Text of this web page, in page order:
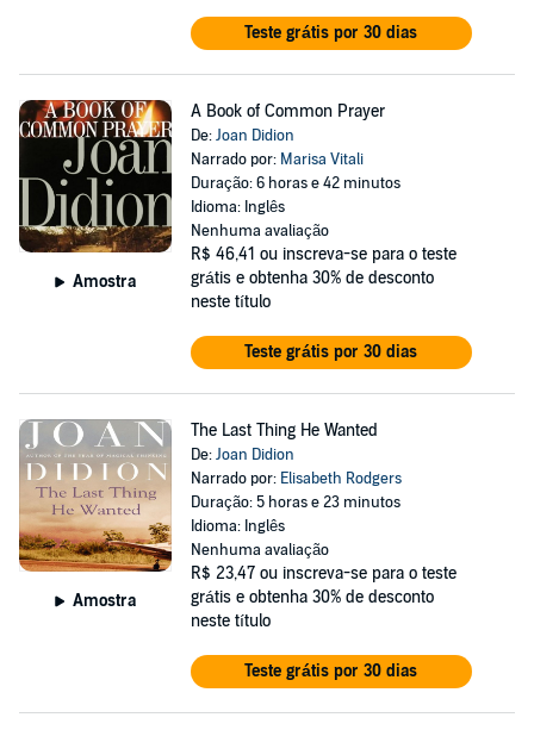
Teste grátis por 30 dias
Amostra
A Book of Common Prayer
De:Joan Didion
Narrado por: Marisa Vitali
Duração: 6 horas e 42 minutos
Idioma: Inglês
Nenhuma avaliação
R$ 46,41 ou inscreva-se para o teste
grátis e obtenha 30% de desconto
neste título
Teste grátis por 30 dias
Amostra
The Last Thing He Wanted
De:Joan Didion
Narrado por: Elisabeth Rodgers
Duração: 5 horas e 23 minutos
Idioma: Inglês
Nenhuma avaliação
R$ 23,47 ou inscreva-se para o teste
grátis e obtenha 30% de desconto
neste título
Teste grátis por 30 dias